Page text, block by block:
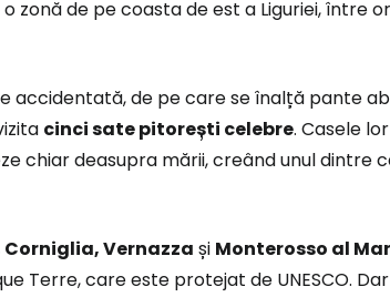
zonă de pe coasta de est a Liguriei, între
accidentată, de pe care se înalță pante
cinci sate pitorești celebre. Casele
chiar deasupra mării, creând unul dintre
Vernazza și Monterosso al
Terre, care este protejat de UNESCO.
vă la
mondială a călătorilor